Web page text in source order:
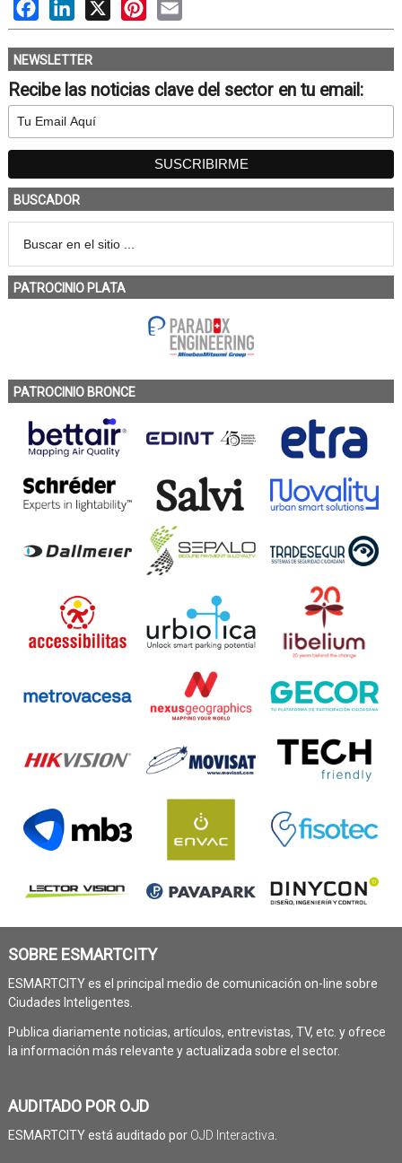
FacebookLinkedIn Pinterest
NEWSLETTER
Recibe las noticias clave del sector en tu email:
BUSCADOR
PATROCINIO PLATA
PATROCINIO BRONCE
SOBRE ESMARTCITY
ESMARTCITY es el principal medio de comunicación on-line sobre
Ciudades Inteligentes.
Publica diariamente noticias, artículos, entrevistas, TV, etc. y ofrece
la información más relevante y actualizada sobre el sector.
AUDITADO POR OJD
ESMARTCITY está auditado por OJD Interactiva